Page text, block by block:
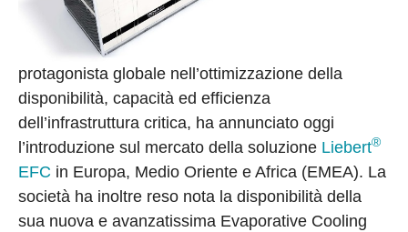
protagonista globale nell’ottimizzazione della
disponibilità, capacità ed efficienza
dell’infrastruttura critica, ha annunciato oggi
l’introduzione sul mercato della soluzione Liebert®
EFC in Europa, Medio Oriente e Africa (EMEA). La
società ha inoltre reso nota la disponibilità della
sua nuova e avanzatissima Evaporative Cooling